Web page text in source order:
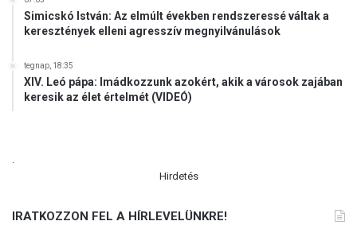
Simicskó István: Az elmúlt években rendszeressé váltak a
keresztények elleni agresszív megnyilvánulások
tegnap, 18:35
XIV. Leó pápa: Imádkozzunk azokért, akik a városok zajában
keresik az élet értelmét (VIDEÓ)
.
Hirdetés
IRATKOZZON FEL A HÍRLEVELÜNKRE!